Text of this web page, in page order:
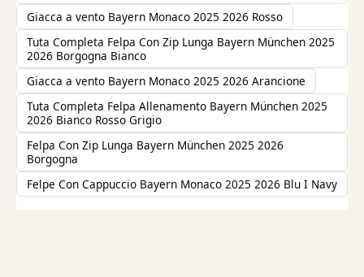
Giacca a vento Bayern Monaco 2025 2026 Rosso
Tuta Completa Felpa Con Zip Lunga Bayern München 2025
2026 Borgogna Bianco
Giacca a vento Bayern Monaco 2025 2026 Arancione
Tuta Completa Felpa Allenamento Bayern München 2025
2026 Bianco Rosso Grigio
Felpa Con Zip Lunga Bayern München 2025 2026
Borgogna
Felpe Con Cappuccio Bayern Monaco 2025 2026 Blu I Navy